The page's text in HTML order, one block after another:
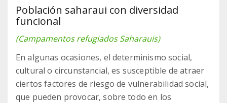
Población saharaui con diversidad
funcional
(Campamentos refugiados Saharauis)
En algunas ocasiones, el determinismo social,
cultural o circunstancial, es susceptible de atraer
ciertos factores de riesgo de vulnerabilidad social,
que pueden provocar, sobre todo en los